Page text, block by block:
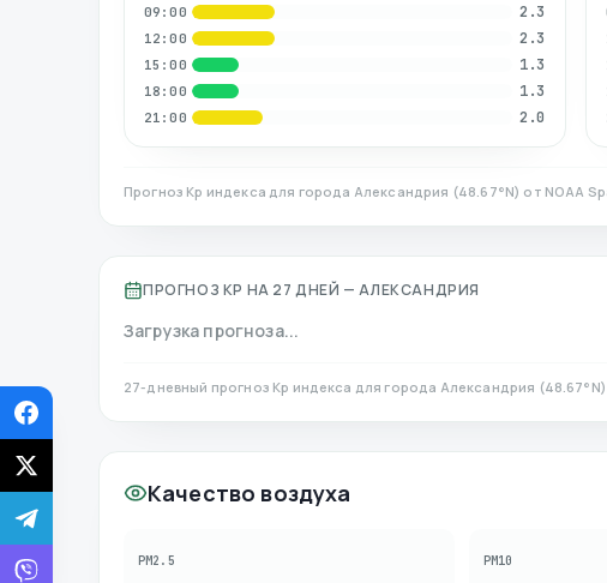
09:00 2.3
12:00 2.3
15:00 1.3
18:00 1.3
21:00 2.0
Прогноз Kp индекса для города Александрия (48.67°N) от NOAA
ПРОГНОЗ KP НА 27 ДНЕЙ — АЛЕКСАНДРИЯ
Загрузка прогноза...
27-дневный прогноз Kp индекса для города Александрия (48.67°N)
Качество воздуха
PM2.5 PM10